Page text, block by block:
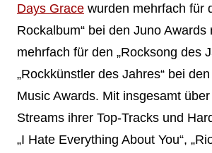
Days Gracewurden mehrfach für
Rockalbum“ bei den Juno
mehrfach für den „Rocksong des
„Rockkünstler des Jahres“ bei
Music Awards. Mit insgesamt
Streams ihrer Top-Tracks und
„I Hate Everything About You“,